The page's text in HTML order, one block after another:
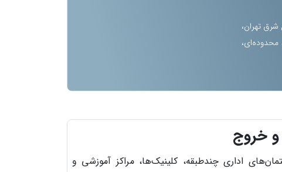
تهران،
خروج
اداری چندطبقه، کلینیک‌ها، مراکز آموزشی و